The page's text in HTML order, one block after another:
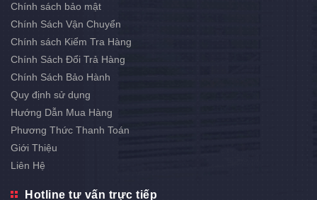
Chính sách bảo mật
Chính Sách Vận Chuyển
Chính sách Kiểm Tra Hàng
Chính Sách Đổi Trả Hàng
Chính Sách Bảo Hành
Quy định sử dụng
Hướng Dẫn Mua Hàng
Phương Thức Thanh Toán
Giới Thiệu
Liên Hệ
Hotline tư vấn trực tiếp